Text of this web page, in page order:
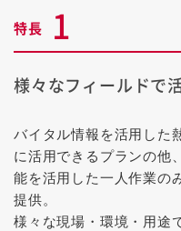
特長 1
様々なフィールドで
バイタル情報を活用した
に活用できるプランの他
能を活用した一人作業の
提供。
様々な現場・環境・用途